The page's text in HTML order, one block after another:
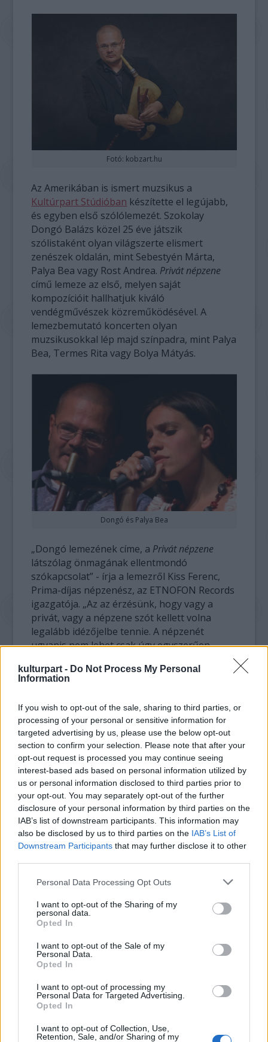
kulturpart - Do Not Process My Personal
Information
If you wish to opt-out of the sale, sharing to third parties, or
processing of your personal or sensitive information for
targeted advertising by us, please use the below opt-out
section to confirm your selection. Please note that after your
opt-out request is processed you may continue seeing
interest-based ads based on personal information utilized by
us or personal information disclosed to third parties prior to
your opt-out. You may separately opt-out of the further
disclosure of your personal information by third parties on the
IAB’s list of downstream participants. This information may
also be disclosed by us to third parties on the IAB’s List of
Downstream Participants that may further disclose it to other
Please note that this website/app uses one or more Google
not limited to your visit or usage behaviour. You may click to
grant or deny consent to Google and its third-party tags to
use your data for below specified purposes in below Google
consent section.
Personal Data Processing Opt Outs
I want to opt-out of the Sharing of my
personal data.
Opted In
I want to opt-out of the Sale of my
Personal Data.
Opted In
I want to opt-out of processing my
Personal Data for Targeted Advertising.
Opted In
I want to opt-out of Collection, Use,
Retention, Sale, and/or Sharing of my
Fotó: kobzart.hu
Az Amerikában is ismert muzsikus a
Kultúrpart Stúdióban készítette el legújabb,
és egyben első szólólemezét. Szokolay
Dongó Balázs közel 25 éve játszik
szólistaként olyan világszerte elismert
zenészek oldalán, mint Sebestyén Márta,
Palya Bea vagy Rost Andrea. Privát népzene
című lemeze az első, melyen saját
kompozícióit hallhatjuk kiváló
vendégművészek közreműködésével. A
lemezbemutató koncerten olyan
muzsikusokkal lép majd színpadra, mint Palya
Bea, Termes Rita vagy Bolya Mátyás.
Dongó és Palya Bea
„Dongó lemezének címe, a Privát népzene
látszólag önmagának ellentmondó
szókapcsolat” - írja a lemezről Kiss Ferenc,
Prima-díjas népzenész, az ETNOFON Records
igazgatója. „Az az érzésünk, hogy vagy a
privát, vagy a népzene szót kellett volna
legalább idézőjelbe tennie. A népzenét
ugyanis nem lehet csak úgy egyszerűen
közösség használja. Dongó mégis pimaszul
megtette ezt. Megtehette, mert amit a
Ezért törődjön bele mindenki: jó ez a cím”.
Hogy mi hallható a lemezen? Bartók és
Kodály 12 rövidke műve a parasztzene
archaikus játékmódjainak alkalmazásával
előadva, s ezen műzenei csúcsteljesítmények
által ihletett saját, kortárs népzenei
feldolgozások.